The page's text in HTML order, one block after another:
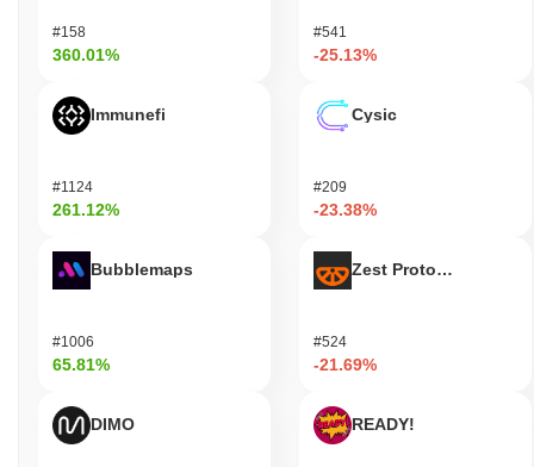
#158
360.01%
Immunefi
#1124
261.12%
Bubblemaps
#1006
65.81%
DIMO
#541
-25.13%
Cysic
#209
-23.38%
Zest Protocol
#524
-21.69%
READY!